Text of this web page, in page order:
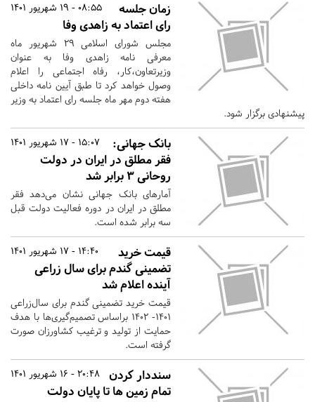
08:55 - 19 شهریور 1401
زمان جلسه
رای اعتماد به زاهدی وفا
مجلس شورای اسلامی ۲۹ شهریور ماه
معرفی نامه زاهدی وفا به عنوان
وزیرتعاون،کار، رفاه اجتماعی را اعلام
وصول خواهد کرد تا طبق آیین نامه داخلی
هفته دوم مهر ماه جلسه رای اعتماد به وزیر
پیشنهادی برگزار شود.
15:07 - 17 شهریور 1401
بانک جهانی:
فقر مطلق در ایران در دولت
روحانی ۳ برابر شد
آمارهای بانک جهانی نشان می‌دهد فقر
مطلق در ایران در دوره فعالیت دولت قبل
سه برابر شده است.
14:40 - 17 شهریور 1401
قیمت خرید
تضمینی گندم برای سال زراعی
آینده اعلام شد
قیمت خرید تضمینی گندم برای سال‌زراعی
۱۴۰۱- ۱۴۰۲ براساس تصمیم‌گیری‌ها با هدف
حمایت از تولید و ترغیب کشاورزان صورت
گرفته است.
20:48 - 16 شهریور 1401
سنددار کردن
تمام زمین ها تا پایان دولت